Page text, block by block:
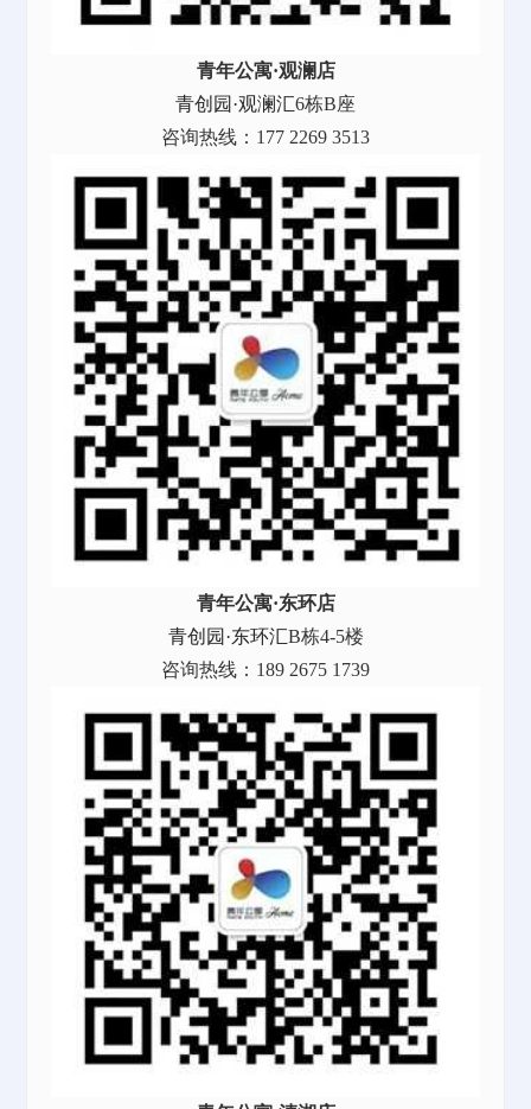
青年公寓·观澜店
青创园·观澜汇6栋B座
咨询热线：177 2269 3513
青年公寓·东环店
青创园·东环汇B栋4-5楼
咨询热线：189 2675 1739